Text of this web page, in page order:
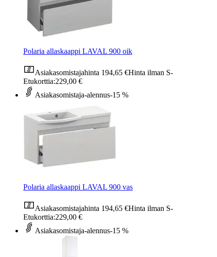
Polaria allaskaappi LAVAL 900 oik
Asiakasomistajahinta 194,65 €Hinta ilman S-
Etukorttia:229,00 €
Asiakasomistaja-alennus-15 %
Polaria allaskaappi LAVAL 900 vas
Asiakasomistajahinta 194,65 €Hinta ilman S-
Etukorttia:229,00 €
Asiakasomistaja-alennus-15 %